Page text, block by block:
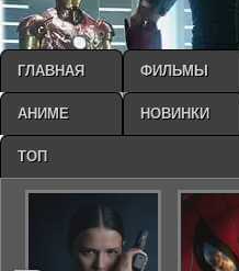
ГЛАВНАЯ ФИЛЬМЫ
АНИМЕ НОВИНКИ
ТОП